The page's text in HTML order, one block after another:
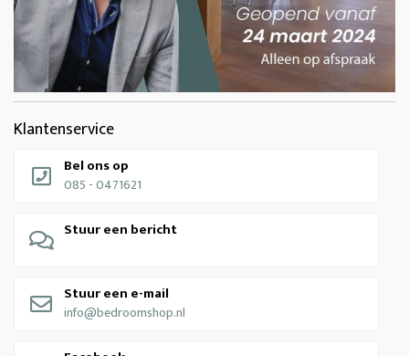
Klantenservice
Bel ons op
085 - 0471621
Stuur een bericht
Stuur een e-mail
info@bedroomshop.nl